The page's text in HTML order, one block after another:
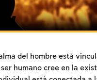
del hombre está
humano cree en la